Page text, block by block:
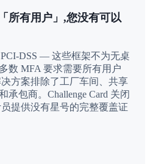
所有用户」,您没有可以
DSS — 这些框架不为无桌
数 MFA 要求需要所有用户
方案排除了工厂车间、共享
承包商。Challenge Card 关闭
提供没有星号的完整覆盖证